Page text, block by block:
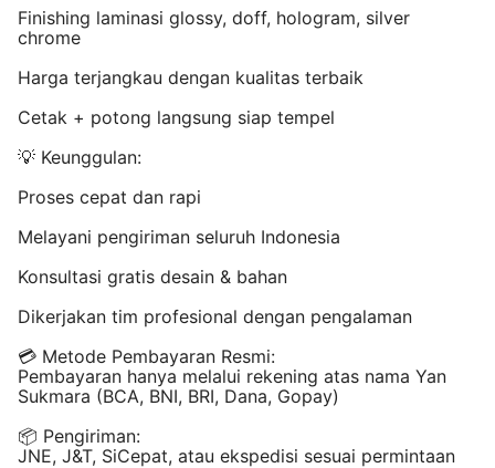
Finishing laminasi glossy, doff, hologram, silver
chrome
Harga terjangkau dengan kualitas terbaik
Cetak + potong langsung siap tempel
💡 Keunggulan:
Proses cepat dan rapi
Melayani pengiriman seluruh Indonesia
Konsultasi gratis desain & bahan
Dikerjakan tim profesional dengan pengalaman
💳 Metode Pembayaran Resmi:
Pembayaran hanya melalui rekening atas nama Yan
Sukmara (BCA, BNI, BRI, Dana, Gopay)
📦 Pengiriman:
JNE, J&T, SiCepat, atau ekspedisi sesuai permintaan